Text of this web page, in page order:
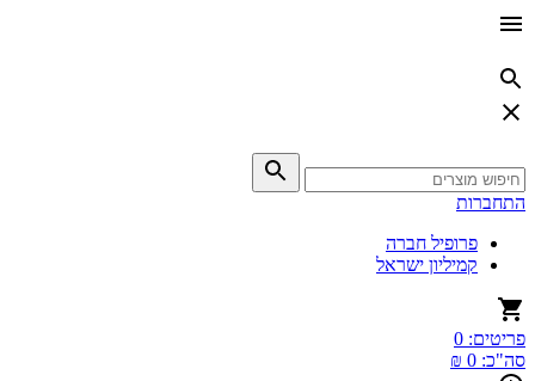
התחברות
פרופיל חברה
קמיליון ישראל
פריטים: 0
סה"כ: 0 ₪